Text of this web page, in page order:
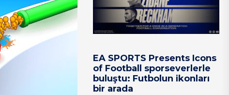
EA SPORTS Presents Icons
of Football sporseverlerle
buluştu: Futbolun ikonları
bir arada